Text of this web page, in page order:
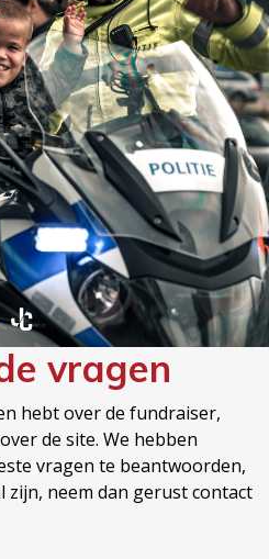
vragen
hebt over de fundraiser,
de site. We hebben
vragen te beantwoorden,
zijn, neem dan gerust contact